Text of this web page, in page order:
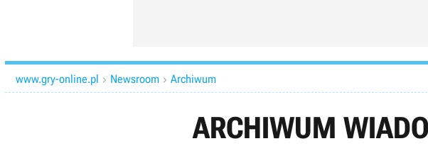
www.gry-online.pl  Newsroom  Archiwum
ARCHIWUM